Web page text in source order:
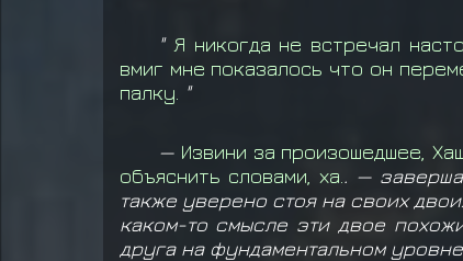
" Я никогда не встречал
вмиг мне показалось что он
палку. "
— Извини за произошедшее,
объяснить словами, ха. . —
также уверено стоя на своих
каком-то смысле эти двое
друга на фундаментальном